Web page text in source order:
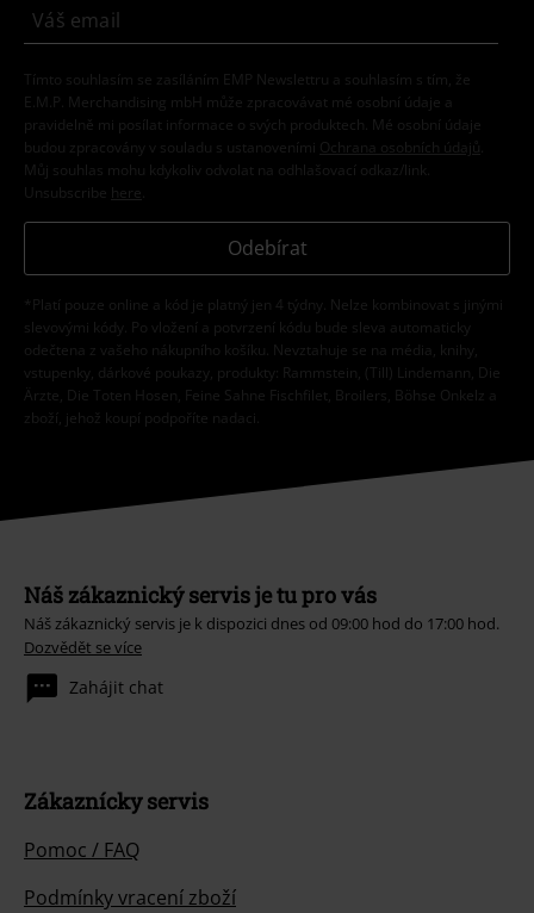
Tímto souhlasím se zasíláním EMP Newslettru a souhlasím s tím, že
E.M.P. Merchandising mbH může zpracovávat mé osobní údaje a
pravidelně mi posílat informace o svých produktech. Mé osobní údaje
budou zpracovány v souladu s ustanoveními
Ochrana osobních údajů
Můj souhlas mohu kdykoliv odvolat na odhlašovací odkaz/link.
Unsubscribe here
Odebírat
*Platí pouze online a kód je platný jen 4 týdny. Nelze kombinovat s jinými
slevovými kódy. Po vložení a potvrzení kódu bude sleva automaticky
odečtena z vašeho nákupního košíku. Nevztahuje se na média, knihy,
vstupenky, dárkové poukazy, produkty: Rammstein, (Till) Lindemann, Die
Ärzte, Die Toten Hosen, Feine Sahne Fischfilet, Broilers, Böhse Onkelz a
zboží, jehož koupí podpoříte nadaci.
Náš zákaznický servis je tu pro vás
Náš zákaznický servis je k dispozici dnes od 09:00 hod do 17:00 hod.
Dozvědět se více
Zahájit chat
Zákaznícky servis
Pomoc / FAQ
Podmínky vracení zboží